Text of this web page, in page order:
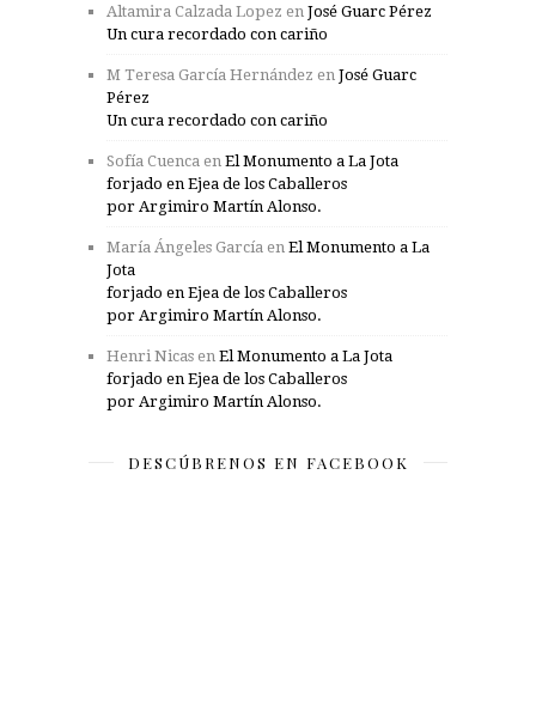
Altamira Calzada Lopez en José Guarc Pérez
Un cura recordado con cariño
M Teresa García Hernández en José Guarc
Pérez
Un cura recordado con cariño
Sofía Cuenca en El Monumento a La Jota
forjado en Ejea de los Caballeros
por Argimiro Martín Alonso.
María Ángeles García en El Monumento a La
Jota
forjado en Ejea de los Caballeros
por Argimiro Martín Alonso.
Henri Nicas en El Monumento a La Jota
forjado en Ejea de los Caballeros
por Argimiro Martín Alonso.
DESCÚBRENOS EN FACEBOOK